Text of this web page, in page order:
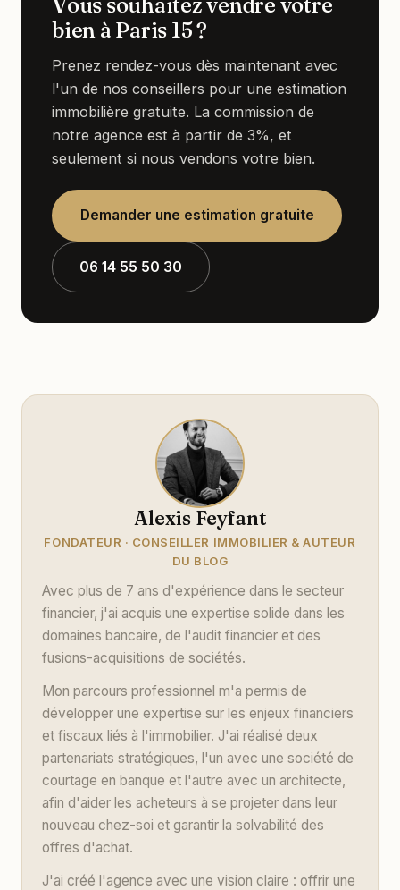
bien à Paris 15 ?
Prenez rendez-vous dès maintenant avec
l'un de nos conseillers pour une estimation
immobilière gratuite. La commission de
notre agence est à partir de 3%, et
seulement si nous vendons votre bien.
Demander une estimation gratuite
06 14 55 50 30
Alexis Feyfant
FONDATEUR · CONSEILLER IMMOBILIER & AUTEUR
DU BLOG
Avec plus de 7 ans d'expérience dans le secteur
financier, j'ai acquis une expertise solide dans les
domaines bancaire, de l'audit financier et des
fusions-acquisitions de sociétés.
Mon parcours professionnel m'a permis de
développer une expertise sur les enjeux financiers
et fiscaux liés à l'immobilier. J'ai réalisé deux
partenariats stratégiques, l'un avec une société de
courtage en banque et l'autre avec un architecte,
afin d'aider les acheteurs à se projeter dans leur
nouveau chez-soi et garantir la solvabilité des
offres d'achat.
J'ai créé l'agence avec une vision claire : offrir une